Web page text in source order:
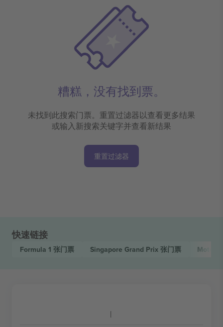
糟糕，没有找到票。
未找到此搜索门票。重置过滤器以查看更多结果
或输入新搜索关键字并查看新结果
重置过滤器
快速链接
Formula 1 张门票 Singapore Grand Prix 张门票